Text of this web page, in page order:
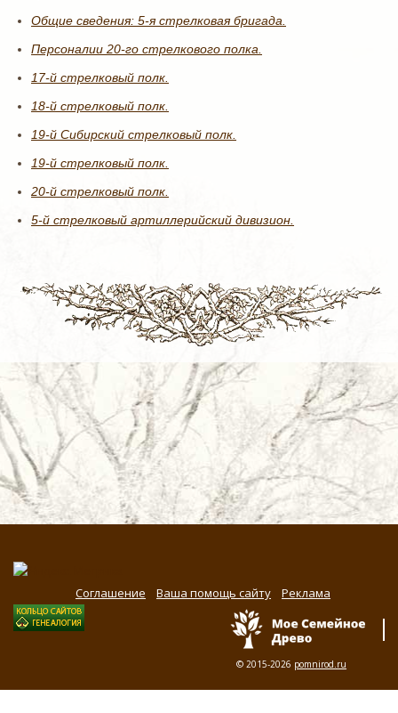
Общие сведения: 5-я стрелковая бригада.
Персоналии 20-го стрелкового полка.
17-й стрелковый полк.
18-й стрелковый полк.
19-й Сибирский стрелковый полк.
19-й стрелковый полк.
20-й стрелковый полк.
5-й стрелковый артиллерийский дивизион.
Соглашение Ваша помощь сайту Реклама
© 2015-2026 pomnirod.ru